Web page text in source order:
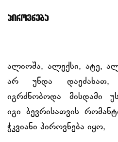
პიროვნება
ალიოშა, ალექსი, ატე,
არ უნდა დაეძახათ,
იგრძნობოდა მისდამი
იგი ბევრისათვის
ჭკვიანი პიროვნება იყო,